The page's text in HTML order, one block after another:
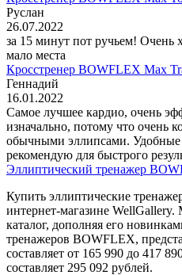
Руслан
26.07.2022
за 15 минут пот ручьем! Очень
мало места
Кросстренер BOWFLEX Max
Геннадий
16.01.2022
Самое лучшее кардио, очень
изначально, потому что очень
обычными эллипсами.
рекомендую для быстрого
Эллиптический тренажер
Купить эллиптические
интернет-магазине
каталог, дополняя его
тренажеров BOWFLEX,
составляет от 165 990 до 417
составляет 295 092 рублей.